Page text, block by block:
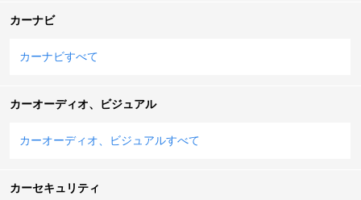
カーナビ
カーナビすべて
カーオーディオ、ビジュアル
カーオーディオ、ビジュアルすべて
カーセキュリティ